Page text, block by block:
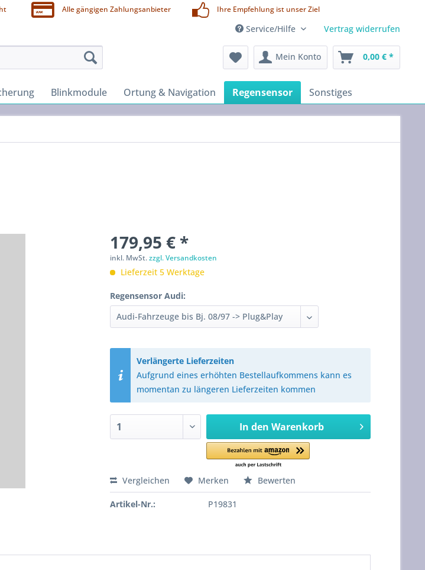
Alle gängigen Zahlungsanbieter Ihre Empfehlung ist unser Ziel
Service/Hilfe Vertrag widerrufen
Mein Konto 0,00 € *
Blinkmodule Ortung & Navigation Regensensor Sonstiges
179,95 € *
inkl. MwSt.zzgl. Versandkosten
Lieferzeit 5 Werktage
Regensensor Audi:
Verlängerte Lieferzeiten
Aufgrund eines erhöhten Bestellaufkommens kann es
momentan zu längeren Lieferzeiten kommen
In den Warenkorb
Vergleichen Merken Bewerten
Artikel-Nr.: P19831